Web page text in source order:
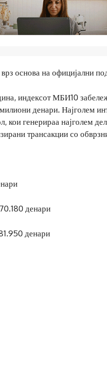
основа на официјални
индексот МБИ10
денари. Најголем
кои генерираа најголем
трансакции со
денари
денари